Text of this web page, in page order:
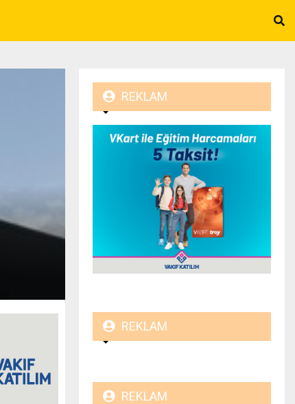
REKLAM
REKLAM
REKLAM